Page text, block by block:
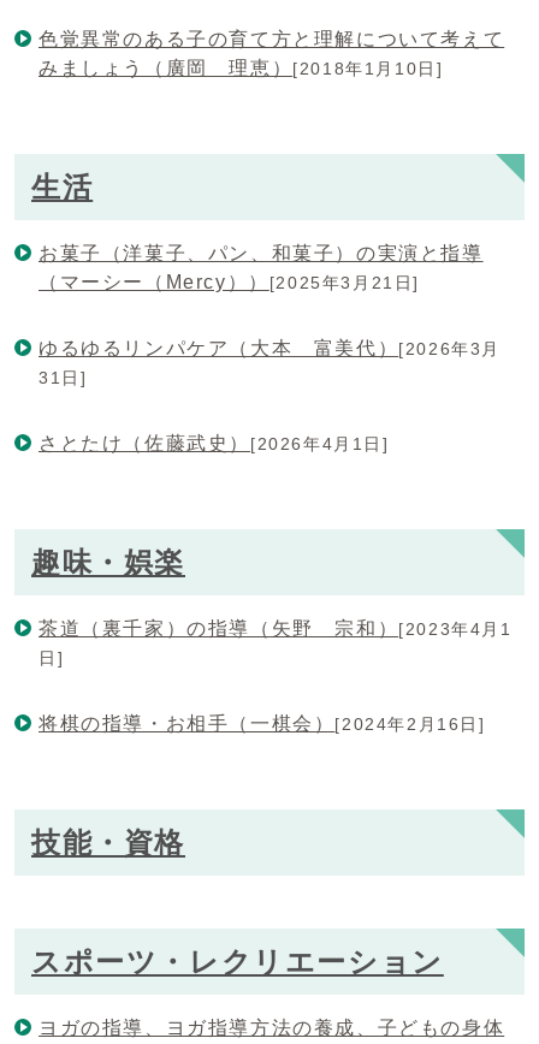
色覚異常のある子の育て方と理解について考えて
みましょう（廣岡 理恵） [2018年1月10日]
生活
お菓子（洋菓子、パン、和菓子）の実演と指導
（マーシー（Mercy））
[2025年3月21日]
ゆるゆるリンパケア（大本 富美代） [2026年3月
31日]
さとたけ（佐藤武史） [2026年4月1日]
趣味・娯楽
茶道（裏千家）の指導（矢野 宗和） [2023年4月1
日]
将棋の指導・お相手（一棋会） [2024年2月16日]
技能・資格
スポーツ・レクリエーション
ヨガの指導、ヨガ指導方法の養成、子どもの身体